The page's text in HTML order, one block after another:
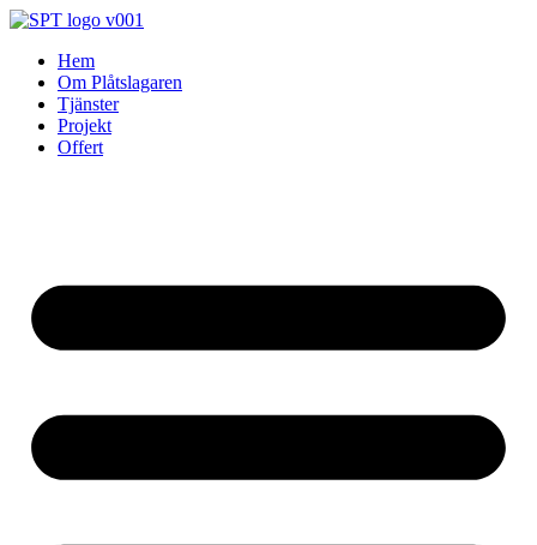
Skip
contentHem
Om Plåtslagaren
Tjänster
Projekt
Offert